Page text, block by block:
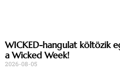
WICKED-hangulat költözik
a Wicked Week!
2026-08-05